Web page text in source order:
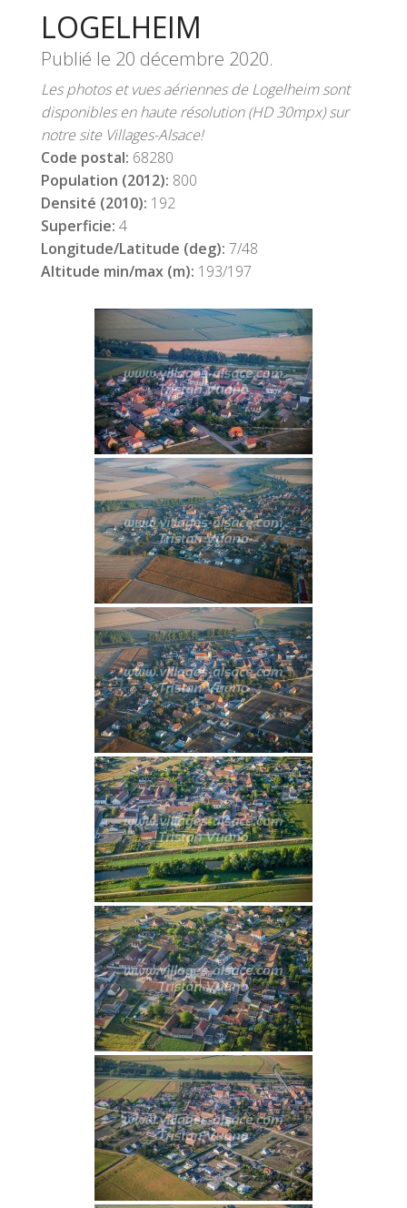
LOGELHEIM
Publié le 20 décembre 2020.
Les photos et vues aériennes de Logelheim sont
disponibles en haute résolution (HD 30mpx) sur
notre site Villages-Alsace!
Code postal: 68280
Population (2012): 800
Densité (2010): 192
Superficie: 4
Longitude/Latitude (deg): 7/48
Altitude min/max (m): 193/197